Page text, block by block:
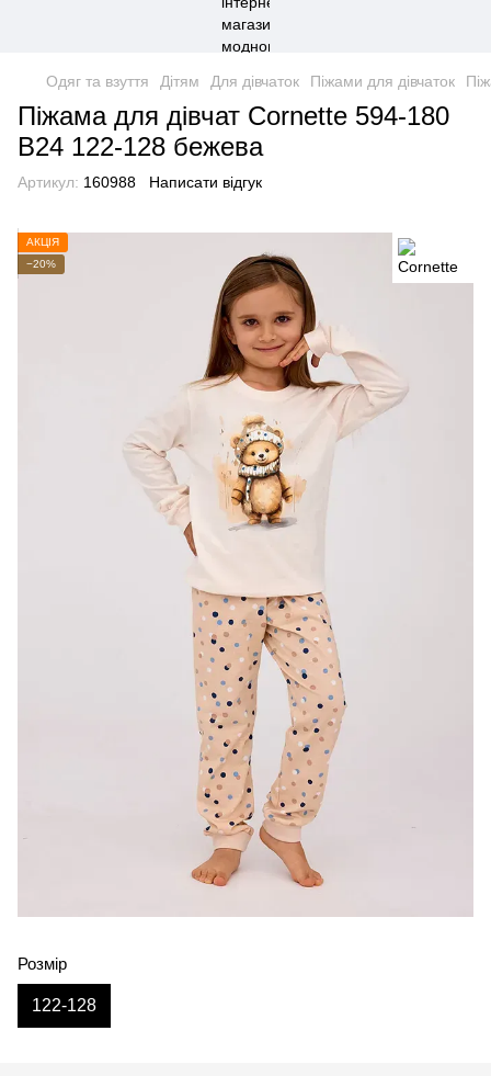
Одяг та взуття Дітям Для дівчаток Піжами для дівчаток
Піжама для дівчат Cornette 594-180
B24 122-128 бежева
Артикул: 160988 Написати відгук
АКЦІЯ
−20%
Розмір
122-128